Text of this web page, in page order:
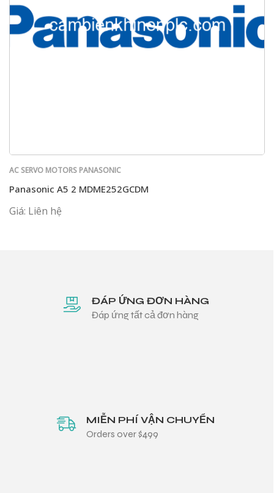
AC SERVO MOTORS PANASONIC
Panasonic A5 2 MDME252GCDM
Giá: Liên hệ
ĐÁP ỨNG ĐƠN HÀNG
Đáp ứng tất cả đơn hàng
MIỄN PHÍ VẬN CHUYỂN
Orders over $499